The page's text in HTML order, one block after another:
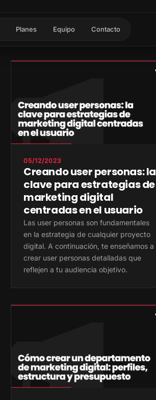
Planes Equipo Contacto
05/12/2023
Creando user personas: la
clave para estrategias de
marketing digital
centradas en el usuario
Las user personas son fundamentales
en la estrategia de cualquier proyecto
digital. A continuación, te enseñamos a
crear user personas detalladas que
reflejen a tu audiencia objetivo.